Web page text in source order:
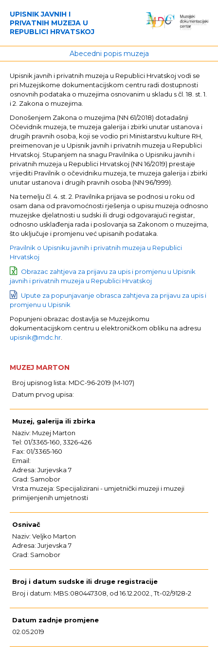
UPISNIK JAVNIH I
PRIVATNIH MUZEJA U
REPUBLICI HRVATSKOJ
Abecedni popis muzeja
Upisnik javnih i privatnih muzeja u Republici Hrvatskoj vodi se
pri Muzejskome dokumentacijskom centru radi dostupnosti
osnovnih podataka o muzejima osnovanim u skladu s čl. 18. st. 1.
i 2. Zakona o muzejima.
Donošenjem Zakona o muzejima (NN 61/2018) dotadašnji
Očevidnik muzeja, te muzeja galerija i zbirki unutar ustanova i
drugih pravnih osoba, koji se vodio pri Ministarstvu kulture RH,
preimenovan je u Upisnik javnih i privatnih muzeja u Republici
Hrvatskoj. Stupanjem na snagu Pravilnika o Upisniku javnih i
privatnih muzeja u Republici Hrvatskoj (NN 16/2019) prestaje
vrijediti Pravilnik o očevidniku muzeja, te muzeja galerija i zbirki
unutar ustanova i drugih pravnih osoba (NN 96/1999).
Na temelju čl. 4. st. 2. Pravilnika prijava se podnosi u roku od
osam dana od pravomoćnosti rješenja o upisu muzeja odnosno
muzejske djelatnosti u sudski ili drugi odgovarajući registar,
odnosno usklađenja rada i poslovanja sa Zakonom o muzejima,
što uključuje i promjenu već upisanih podataka.
Pravilnik o Upisniku javnih i privatnih muzeja u Republici
Hrvatskoj
Obrazac zahtjeva za prijavu za upis i promjenu u Upisnik
javnih i privatnih muzeja u Republici Hrvatskoj
Upute za popunjavanje obrasca zahtjeva za prijavu za upis i
promjenu u Upisnik
Popunjeni obrazac dostavlja se Muzejskomu
dokumentacijskom centru u elektroničkom obliku na adresu
upisnik@mdc.hr
MUZEJ MARTON
Broj upisnog lista: MDC-96-2019 (M-107)
Datum prvog upisa:
Muzej, galerija ili zbirka
Naziv: Muzej Marton
Tel: 01/3365-160, 3326-426
Fax: 01/3365-160
Email:
Adresa: Jurjevska 7
Grad: Samobor
Vrsta muzeja: Specijalizirani - umjetnički muzeji i muzeji
primijenjenih umjetnosti
Osnivač
Naziv: Veljko Marton
Adresa: Jurjevska 7
Grad: Samobor
Broj i datum sudske ili druge registracije
Broj i datum: MBS:080447308, od 16.12.2002., Tt-02/9128-2
Datum zadnje promjene
02.05.2019